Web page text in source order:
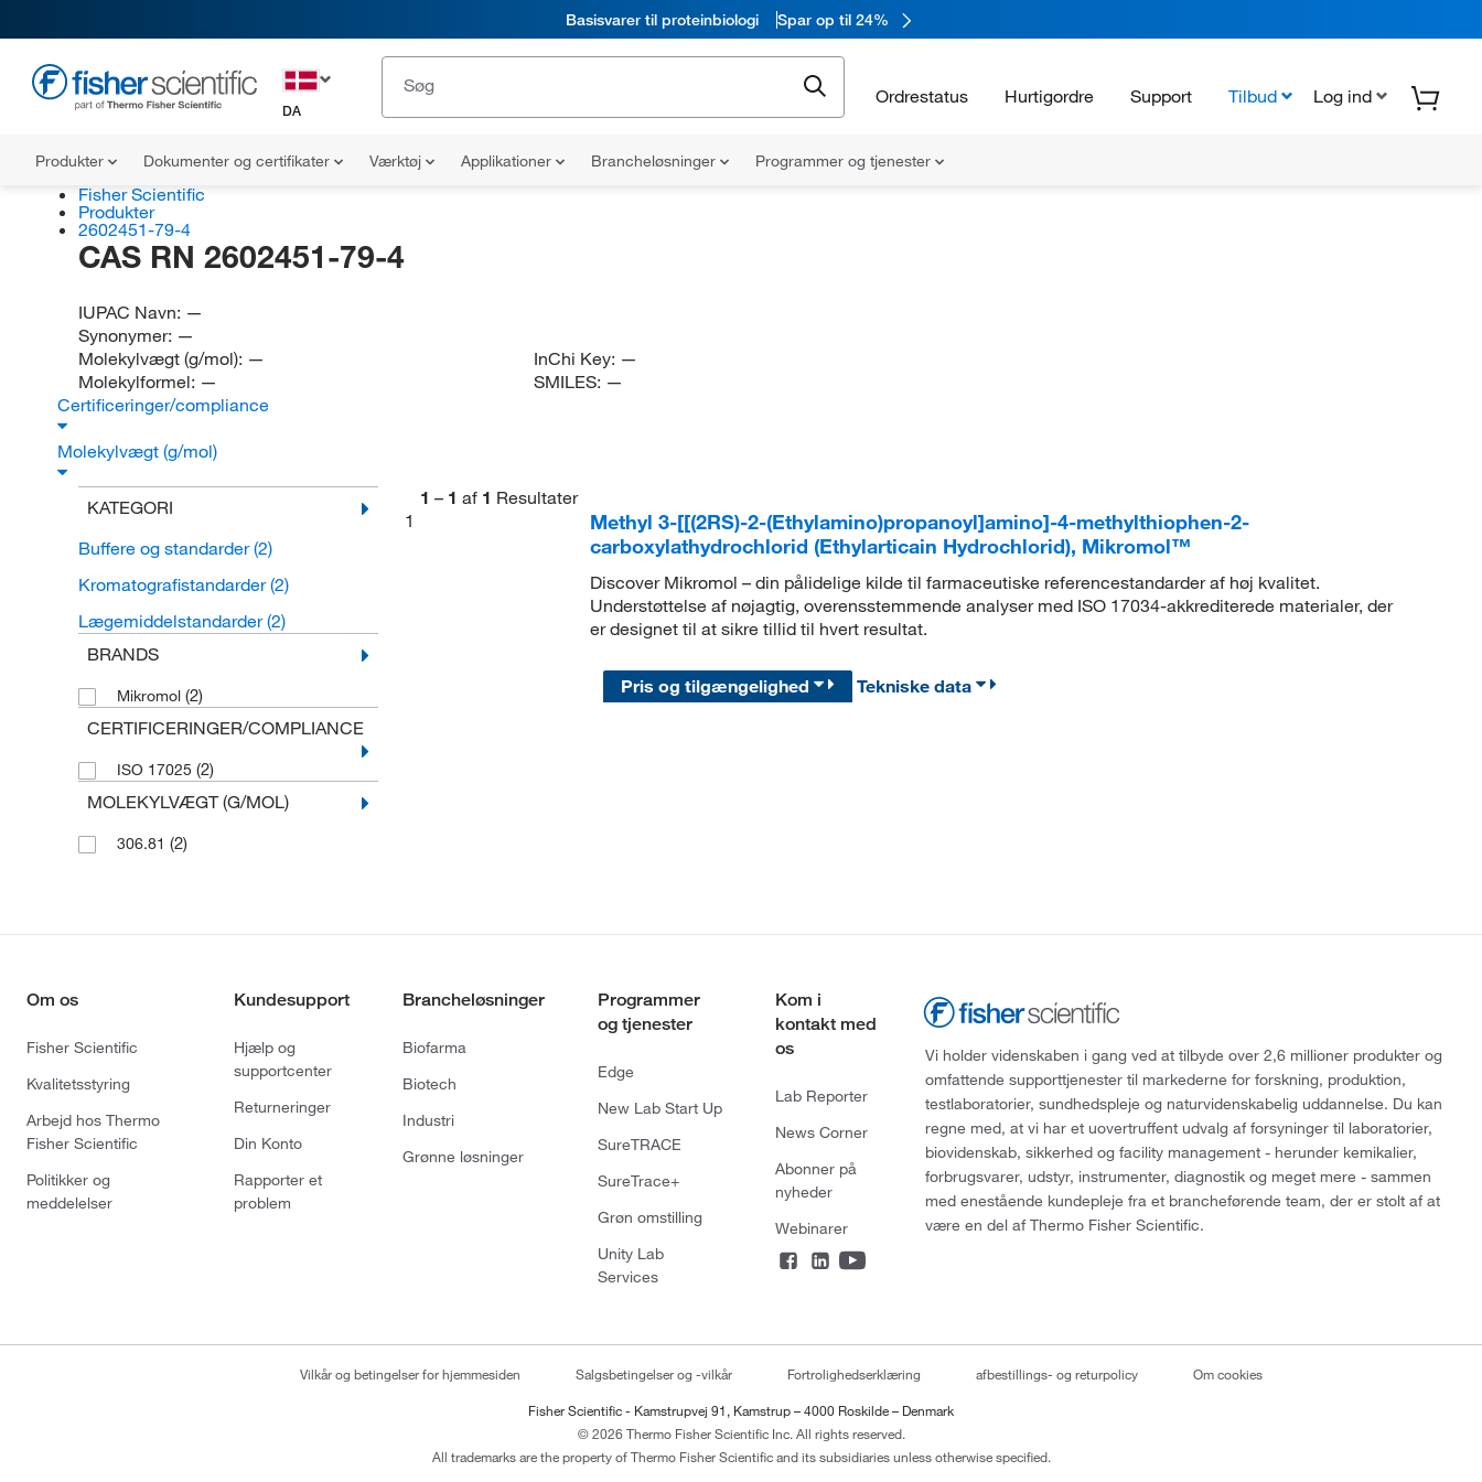
Basisvarer til proteinbiologi Spar op til 24%
DA
Ordrestatus Hurtigordre Support Tilbud Log ind
Produkter Dokumenter og certifikater Værktøj Applikationer Brancheløsninger Programmer og tjenester
Fisher Scientific
Produkter
2602451-79-4
CAS RN 2602451-79-4
IUPAC Navn: —
Synonymer: —
Molekylvægt (g/mol): —
Molekylformel: —
InChi Key: —
SMILES: —
Certificeringer/compliance
Molekylvægt (g/mol)
KATEGORI
Buffere og standarder(2)
Kromatografistandarder(2)
Lægemiddelstandarder(2)
BRANDS
Mikromol (2)
CERTIFICERINGER/COMPLIANCE
ISO 17025 (2)
MOLEKYLVÆGT (G/MOL)
306.81 (2)
1 – 1 af 1 Resultater
1
Methyl 3-[[(2RS)-2-(Ethylamino)propanoyl]amino]-4-methylthiophen-2-
carboxylathydrochlorid (Ethylarticain Hydrochlorid), Mikromol™
Discover Mikromol – din pålidelige kilde til farmaceutiske referencestandarder af høj kvalitet.
Understøttelse af nøjagtig, overensstemmende analyser med ISO 17034-akkrediterede materialer, der
er designet til at sikre tillid til hvert resultat.
Pris og tilgængelighed Tekniske data
Om os
Fisher Scientific
Kvalitetsstyring
Arbejd hos Thermo
Fisher Scientific
Politikker og
meddelelser
Kundesupport
Hjælp og
supportcenter
Returneringer
Din Konto
Rapporter et
problem
Brancheløsninger
Biofarma
Biotech
Industri
Grønne løsninger
Programmer
og tjenester
Edge
New Lab Start Up
SureTRACE
SureTrace+
Grøn omstilling
Unity Lab
Services
Kom i
kontakt med
os
Lab Reporter
News Corner
Abonner på
nyheder
Webinarer
Vi holder videnskaben i gang ved at tilbyde over 2,6 millioner produkter og
omfattende supporttjenester til markederne for forskning, produktion,
testlaboratorier, sundhedspleje og naturvidenskabelig uddannelse. Du kan
regne med, at vi har et uovertruffent udvalg af forsyninger til laboratorier,
biovidenskab, sikkerhed og facility management - herunder kemikalier,
forbrugsvarer, udstyr, instrumenter, diagnostik og meget mere - sammen
med enestående kundepleje fra et brancheførende team, der er stolt af at
være en del af Thermo Fisher Scientific.
Vilkår og betingelser for hjemmesiden Salgsbetingelser og -vilkår Fortrolighedserklæring afbestillings- og returpolicy Om cookies
Fisher Scientific - Kamstrupvej 91, Kamstrup – 4000 Roskilde – Denmark
© 2026 Thermo Fisher Scientific Inc. All rights reserved.
All trademarks are the property of Thermo Fisher Scientific and its subsidiaries unless otherwise specified.